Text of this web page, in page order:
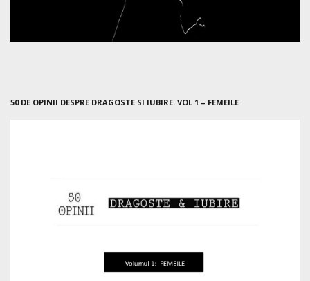
50 DE OPINII DESPRE DRAGOSTE SI IUBIRE. VOL 1 – FEMEILE